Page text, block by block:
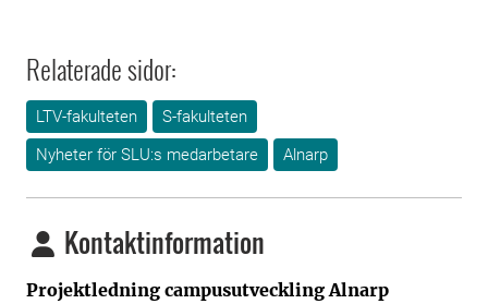
Relaterade sidor:
LTV-fakulteten
S-fakulteten
Nyheter för SLU:s medarbetare
Alnarp
Kontaktinformation
Projektledning campusutveckling Alnarp